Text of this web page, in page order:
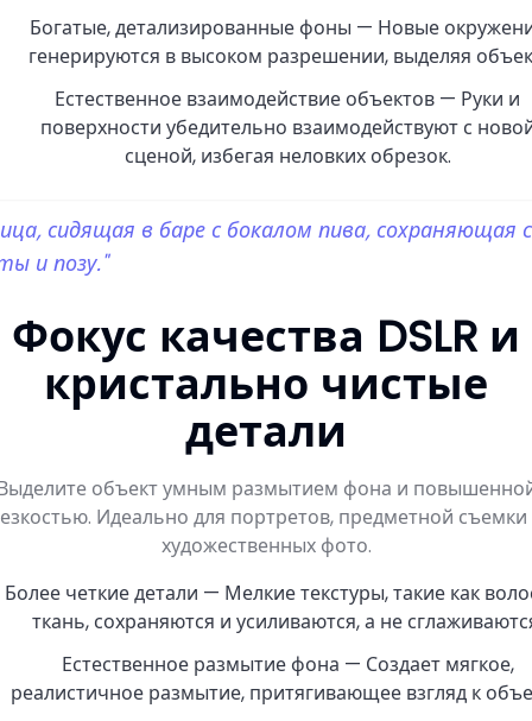
Богатые, детализированные фоны — Новые
генерируются в высоком разрешении, выделяя
Естественное взаимодействие объектов — Руки и
поверхности убедительно взаимодействуют с
сценой, избегая неловких обрезок.
сидящая в баре с бокалом пива, сохраняющая
и позу."
Фокус качества DSLR и
кристально чистые
детали
объект умным размытием фона и
Идеально для портретов, предметной съемки
художественных фото.
Более четкие детали — Мелкие текстуры, такие как
ткань, сохраняются и усиливаются, а не
Естественное размытие фона — Создает мягкое,
реалистичное размытие, притягивающее взгляд к